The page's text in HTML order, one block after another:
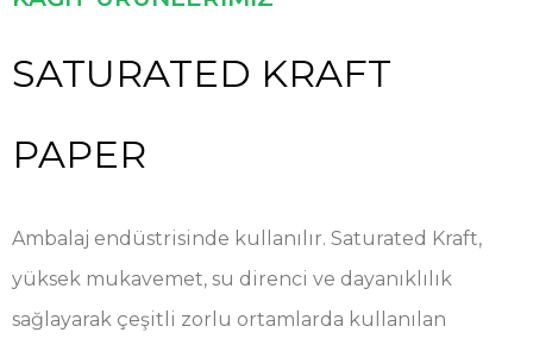
SATURATED KRAFT
PAPER
Ambalaj endüstrisinde kullanılır. Saturated Kraft,
yüksek mukavemet, su direnci ve dayanıklılık
sağlayarak çeşitli zorlu ortamlarda kullanılan